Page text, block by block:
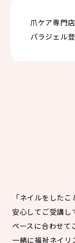
爪ケア専門店
パラジェル
「ネイルをした
安心してご受講し
ペースに合わせて
一緒に福祉ネイ